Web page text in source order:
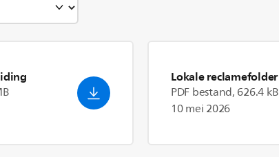
Lokale reclamefolder
PDF bestand, 626.4 kB
10 mei 2026